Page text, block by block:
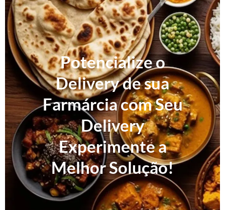
Potencialize o
Delivery de sua
Farmárcia com Seu
Delivery
Experimente a
Melhor Solução!